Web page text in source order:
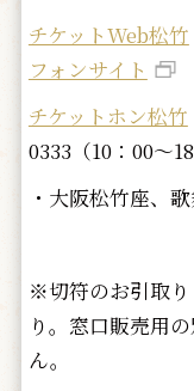
チケットWeb松竹
フォンサイト
チケットホン松竹
0333（10：00～18
・大阪松竹座、
※切符のお引取り
り。窓口販売用
ん。